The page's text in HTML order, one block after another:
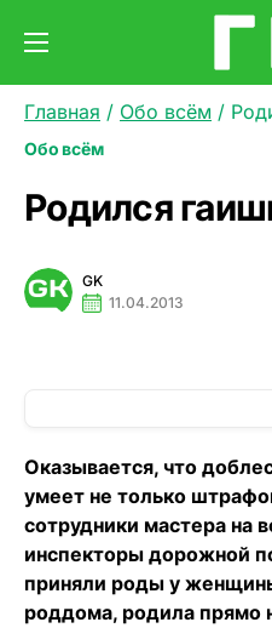
Главная / Обо всём /
Обо всём
Родился
GK
11.04.2013
Оказывается, что
умеет не только
сотрудники мастера на
инспекторы дорожной
приняли роды у
роддома, родила прямо